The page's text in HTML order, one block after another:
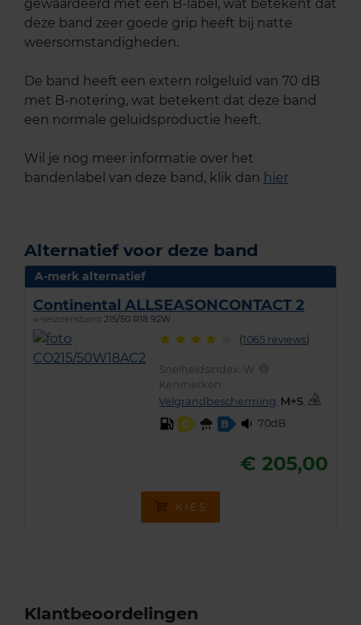
gewaardeerd met een B-label, wat betekent dat
deze band zeer goede grip heeft bij natte
weersomstandigheden.
De band heeft een extern rolgeluid van 70 dB
met B-notering, wat betekent dat deze band
een normale geluidsproductie heeft.
Wil je nog meer informatie over het
bandenlabel van deze band, klik dan hier
Alternatief voor deze band
A-merk alternatief
Continental ALLSEASONCONTACT 2
4-seizoensband 215/50 R18 92W
(1065 reviews)
Snelheidsindex: W
Kenmerken:
Velgrandbescherming
,
C
B 70dB
€ 205,00
KIES
Klantbeoordelingen